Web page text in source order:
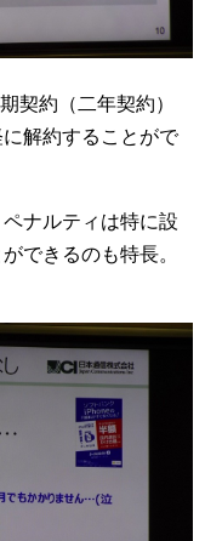
契約（二年契約）
解約することがで
ナルティは特に設
できるのも特長。